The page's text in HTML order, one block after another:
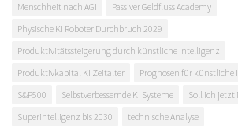
Menschheit nach AGI
Passiver Geldfluss Academy
Physische KI Roboter Durchbruch 2029
Produktivitätssteigerung durch künstliche Intelligenz
Produktivkapital KI Zeitalter
Prognosen für künstliche
S&P500
Selbstverbessernde KI Systeme
Soll ich jetzt
Superintelligenz bis 2030
technische Analyse